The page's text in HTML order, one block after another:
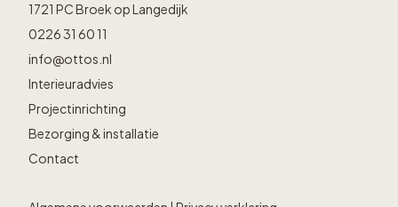
1721 PC Broek op Langedijk
0226 31 60 11
info@ottos.nl
Interieuradvies
Projectinrichting
Bezorging & installatie
Contact